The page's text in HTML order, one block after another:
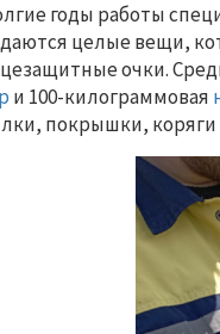
годы работы
целые вещи,
очки.
и 100-килограммовая
покрышки, коряги